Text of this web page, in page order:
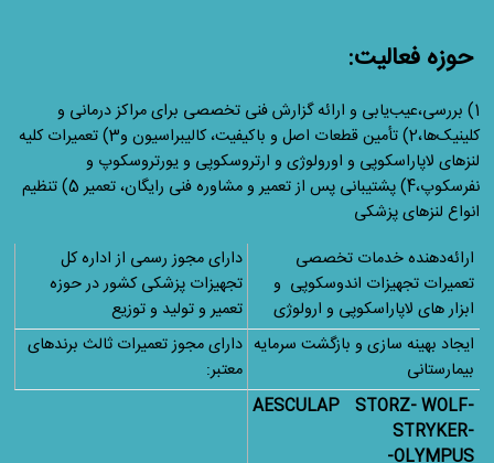
حوزه فعالیت:
1) بررسی،عیب‌یابی و ارائه گزارش فنی تخصصی برای مراکز درمانی و
کلینیک‌ها،2) تأمین قطعات اصل و باکیفیت، کالیبراسیون و3) تعمیرات کلیه
لنزهای لاپاراسکوپی و اورولوژی و ارتروسکوپی و یورتروسکوپ و
نفرسکوپ،4) پشتیبانی پس از تعمیر و مشاوره فنی رایگان، تعمیر 5) تنظیم
انواع لنزهای پزشکی
ارائه‌دهنده خدمات تخصصی
تعمیرات تجهیزات اندوسکوپی و
ابزار های لاپاراسکوپی و ارولوژی
دارای مجوز رسمی از اداره کل
تجهیزات پزشکی کشور در حوزه
تعمیر و تولید و توزیع
ایجاد بهینه سازی و بازگشت سرمایه
بیمارستانی
دارای مجوز تعمیرات ثالث برندهای
معتبر:
STORZ- WOLF-
STRYKER-
AESCULAP